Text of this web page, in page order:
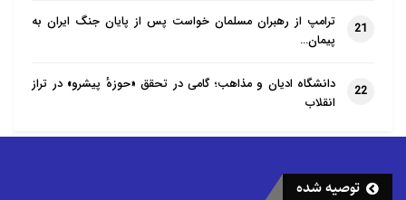
21
ترامپ از رهبران مسلمان خواست پس از پایان جنگ ایران به
پیمان…
22
دانشگاه ادیان و مذاهب؛ گامی در تحقق «حوزهٔ پیشرو» در تراز
انقلاب
توصیه شده